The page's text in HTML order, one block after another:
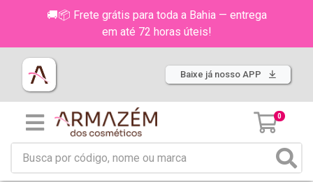
🚚📦 Frete grátis para toda a Bahia — entrega
em até 72 horas úteis!
Baixe já nosso APP
0